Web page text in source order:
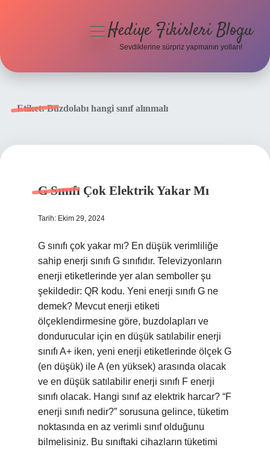
menüyüHediye Fikirleri Blogu
Sevdiklerine sürpriz yapmanın yolları!
Etiket:Buzdolabı hangi sınıf alınmalı
G Sınıfı Çok Elektrik Yakar Mı
Tarih: Ekim 29, 2024
G sınıfı çok yakar mı? En düşük verimliliğe
sahip enerji sınıfı G sınıfıdır. Televizyonların
enerji etiketlerinde yer alan semboller şu
şekildedir: QR kodu. Yeni enerji sınıfı G ne
demek? Mevcut enerji etiketi
ölçeklendirmesine göre, buzdolapları ve
dondurucular için en düşük satılabilir enerji
sınıfı A+ iken, yeni enerji etiketlerinde ölçek G
(en düşük) ile A (en yüksek) arasında olacak
ve en düşük satılabilir enerji sınıfı F enerji
sınıfı olacak. Hangi sınıf az elektrik harcar? “F
enerji sınıfı nedir?” sorusuna gelince, tüketim
noktasında en az verimli sınıf olduğunu
bilmelisiniz. Bu sınıftaki cihazların tüketimi